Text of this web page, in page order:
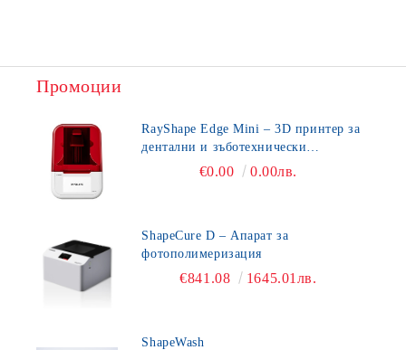
Промоции
RayShape Edge Mini – 3D принтер за
дентални и зъботехнически
приложения€0.00 0.00лв.
ShapeCure D – Апарат за
фотополимеризация
€841.08 1645.01лв.
ShapeWash